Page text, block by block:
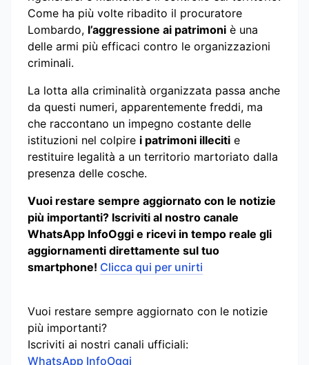
Come ha più volte ribadito il procuratore
Lombardo, l’aggressione ai patrimoni è una
delle armi più efficaci contro le organizzazioni
criminali.
La lotta alla criminalità organizzata passa anche
da questi numeri, apparentemente freddi, ma
che raccontano un impegno costante delle
istituzioni nel colpire i patrimoni illeciti e
restituire legalità a un territorio martoriato dalla
presenza delle cosche.
Vuoi restare sempre aggiornato con le notizie
più importanti? Iscriviti al nostro canale
WhatsApp InfoOggi e ricevi in tempo reale gli
aggiornamenti direttamente sul tuo
smartphone! Clicca qui per unirti
Vuoi restare sempre aggiornato con le notizie
più importanti?
Iscriviti ai nostri canali ufficiali:
WhatsApp InfoOggi